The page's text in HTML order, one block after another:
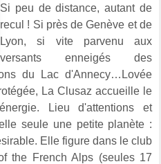
Si peu de distance, autant de
recul ! Si près de Genève et de
Lyon, si vite parvenu aux
versants enneigés des
du Lac d'Annecy…Lovée
La Clusaz accueille le
Lieu d'attentions et
seule une petite planète :
Elle figure dans le club
the French Alps (seules 17